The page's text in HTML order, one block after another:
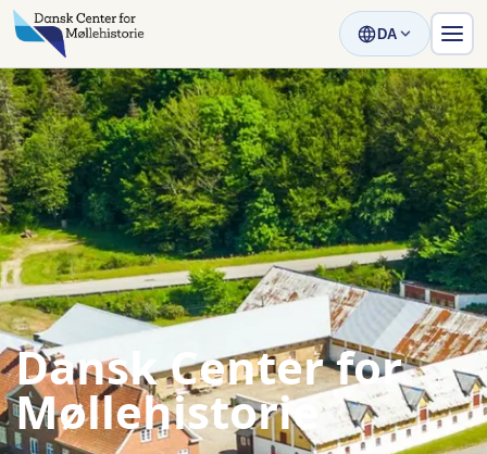
DA
Dansk Center for
Møllehistorie